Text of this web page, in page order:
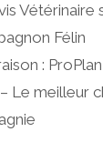
Vétérinaire
Félin
:
Le meilleur